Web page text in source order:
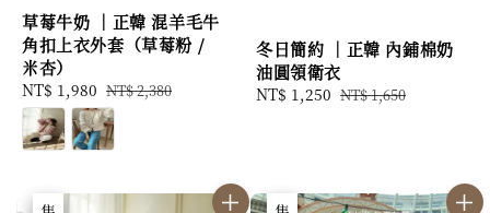
草莓牛奶 ｜正韓 混羊毛牛
角扣上衣外套（草莓粉 /
米杏）
Sale
price
NT$ 1,980 Regular
price
NT$ 2,380
冬日簡約 ｜正韓 內鋪棉奶
油圓領衛衣
Sale
NT$ 1,250 Regular
NT$ 1,650